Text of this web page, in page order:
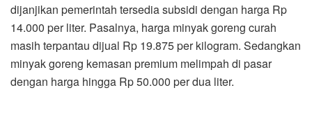
dijanjikan pemerintah tersedia subsidi dengan harga Rp
14.000 per liter. Pasalnya, harga minyak goreng curah
masih terpantau dijual Rp 19.875 per kilogram. Sedangkan
minyak goreng kemasan premium melimpah di pasar
dengan harga hingga Rp 50.000 per dua liter.